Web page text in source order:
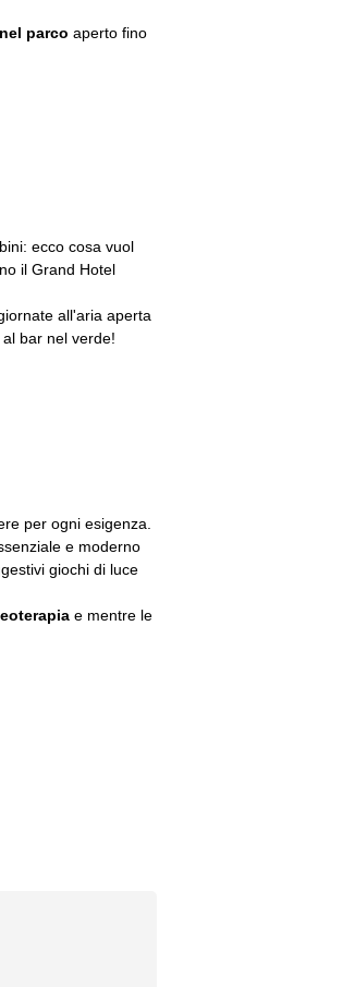
parco aperto fino
ecco cosa vuol
il Grand Hotel
all'aria aperta
al bar nel verde!
per ogni esigenza.
e moderno
giochi di luce
e mentre le